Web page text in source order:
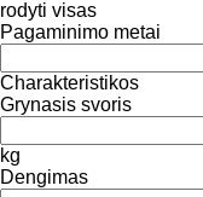
rodyti visas
Pagaminimo metai
Charakteristikos
Grynasis svoris
kg
Dengimas